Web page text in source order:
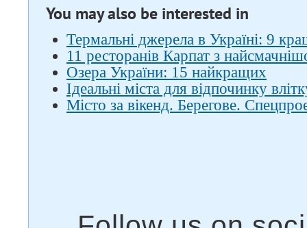
You may also be interested in
Термальні джерела в Україні: 9
11 ресторанів Карпат з
Озера України: 15 найкращих
Ідеальні міста для відпочинку
Місто за вікенд. Берегове.